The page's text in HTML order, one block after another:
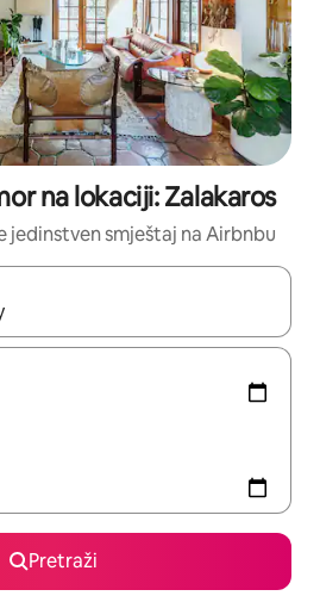
na lokaciji: Zalakaros
jedinstven smještaj na Airbnbu
krećite se gore i dolje pomoću
Pretraži